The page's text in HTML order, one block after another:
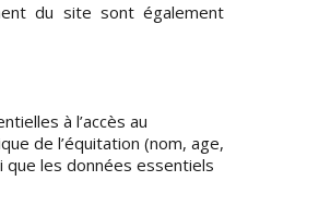
du site sont également
à l’accès au
de l’équitation (nom, age,
que les données essentiels